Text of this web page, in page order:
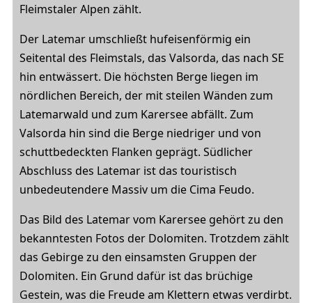
Fleimstaler Alpen zählt.
Der Latemar umschließt hufeisenförmig ein
Seitental des Fleimstals, das Valsorda, das nach SE
hin entwässert. Die höchsten Berge liegen im
nördlichen Bereich, der mit steilen Wänden zum
Latemarwald und zum Karersee abfällt. Zum
Valsorda hin sind die Berge niedriger und von
schuttbedeckten Flanken geprägt. Südlicher
Abschluss des Latemar ist das touristisch
unbedeutendere Massiv um die Cima Feudo.
Das Bild des Latemar vom Karersee gehört zu den
bekanntesten Fotos der Dolomiten. Trotzdem zählt
das Gebirge zu den einsamsten Gruppen der
Dolomiten. Ein Grund dafür ist das brüchige
Gestein, was die Freude am Klettern etwas verdirbt.